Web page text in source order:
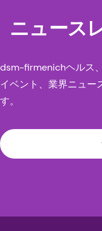
Amico M,
CI, Corsello G.
と有効性：二重
Nutrition
Infant Health:
Adulthood."
ニュース
dsm-firmenichヘルス
イベント、業界ニュー
す。